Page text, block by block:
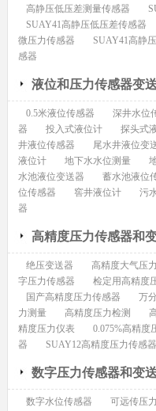
高静压低压差测量传感器
SUAY41高静压低压差传感器
微压力传感器
SUAY41高静
感器
液位和压力传感器变
0.5米液位传感器 深井水位
器
投入式液位计 探头式
井液位传感器
尾水井液位变
液位计
地下水水位测量
水池液位变送器
蓄水池液位
位传感器
窖井液位计 污
器
高精度压力传感器和
绝压变送器 高精度大气压
字压力传感器
检定用高精度
国产高精度压力传感器
万
力测量
高精度压力检测
精度压力仪表
0.075%高精度
器
SUAY12高精度压力传感
数字压力传感器和变
数字水位传感器 可远传压